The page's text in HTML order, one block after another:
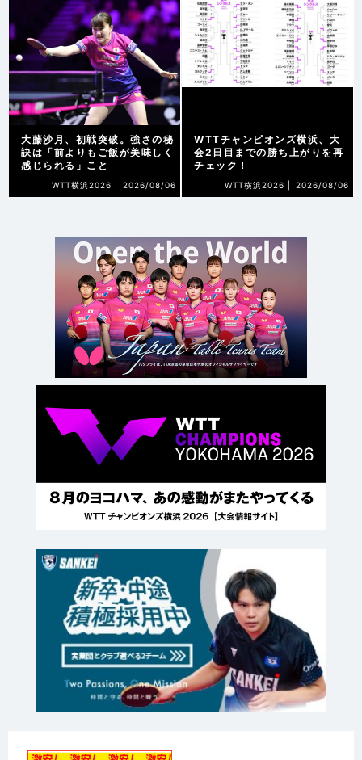
大藤沙月、初戦突破。強さの秘
訣は「前よりもご飯が美味しく
感じられる」こと
WTT横浜2026 | 2026/08/06
WTTチャンピオンズ横浜、大
会2日目までの勝ち上がりを再
チェック！
WTT横浜2026 | 2026/08/06